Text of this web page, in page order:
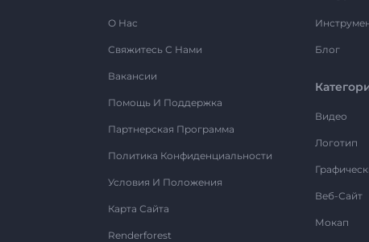
О Нас
Свяжитесь С Нами
Вакансии
Помощь И Поддержка
Партнерская Программа
Политика Конфиденциальности
Условия И Положения
Карта Сайта
Renderforest
Блог
Видео
Логотип
Веб-Сайт
Мокап